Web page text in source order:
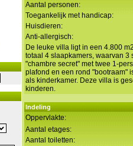
Aantal personen:
Toegankelijk met handicap:
Huisdieren:
Anti-allergisch:
De leuke villa ligt in een 4.800
totaal 4 slaapkamers, waarvan
"chambre secret" met twee 1-
plafond en een rond "bootraam"
als kinderkamer. Deze villa is
kinderen.
Indeling
Oppervlakte:
Aantal etages:
Aantal toiletten: